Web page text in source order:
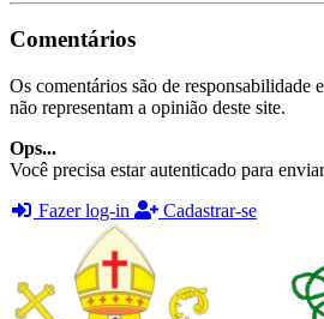
Comentários
Os comentários são de responsabilidade
não representam a opinião deste site.
Ops...
Você precisa estar autenticado para
Fazer log-in
Cadastrar-se